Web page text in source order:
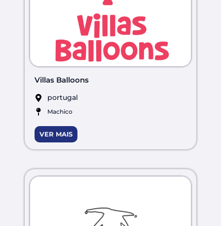
Villas Balloons
portugal
Machico
VER MAIS